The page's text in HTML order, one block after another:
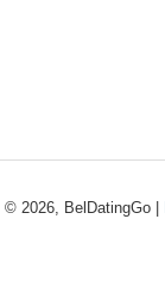
© 2026, BelDatingGo |